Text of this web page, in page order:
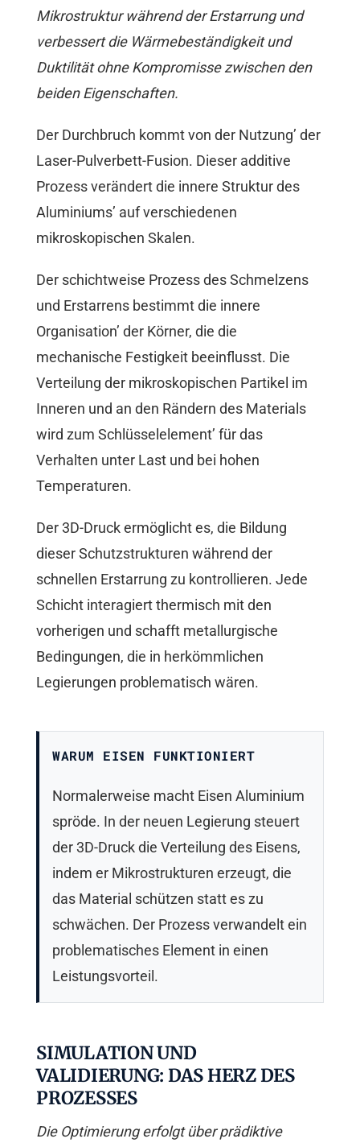
Mikrostruktur während der Erstarrung und
verbessert die Wärmebeständigkeit und
Duktilität ohne Kompromisse zwischen den
beiden Eigenschaften.
Der Durchbruch kommt von der Nutzung’ der
Laser-Pulverbett-Fusion. Dieser additive
Prozess verändert die innere Struktur des
Aluminiums’ auf verschiedenen
mikroskopischen Skalen.
Der schichtweise Prozess des Schmelzens
und Erstarrens bestimmt die innere
Organisation’ der Körner, die die
mechanische Festigkeit beeinflusst. Die
Verteilung der mikroskopischen Partikel im
Inneren und an den Rändern des Materials
wird zum Schlüsselelement’ für das
Verhalten unter Last und bei hohen
Temperaturen.
Der 3D-Druck ermöglicht es, die Bildung
dieser Schutzstrukturen während der
schnellen Erstarrung zu kontrollieren. Jede
Schicht interagiert thermisch mit den
vorherigen und schafft metallurgische
Bedingungen, die in herkömmlichen
Legierungen problematisch wären.
WARUM EISEN FUNKTIONIERT
Normalerweise macht Eisen Aluminium
spröde. In der neuen Legierung steuert
der 3D-Druck die Verteilung des Eisens,
indem er Mikrostrukturen erzeugt, die
das Material schützen statt es zu
schwächen. Der Prozess verwandelt ein
problematisches Element in einen
Leistungsvorteil.
SIMULATION UND
VALIDIERUNG: DAS HERZ DES
PROZESSES
Die Optimierung erfolgt über prädiktive